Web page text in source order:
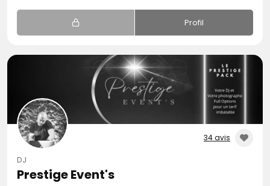
Profil
34 avis
DJ
Prestige Event's